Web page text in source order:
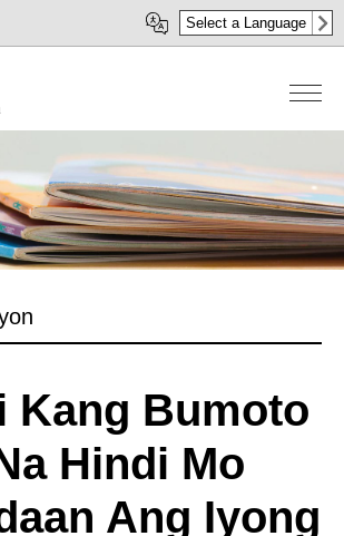
Select a Language
Kang Bumoto
Hindi Mo
Ang Iyong